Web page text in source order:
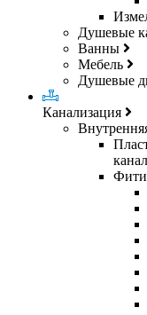
Душевые
Ванны
Мебель
Душевые
Канализация